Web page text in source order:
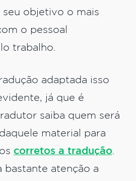
seu objetivo o mais
o pessoal
trabalho.
adaptada isso
já que é
saiba quem será
material para
corretos a tradução.
bastante atenção a